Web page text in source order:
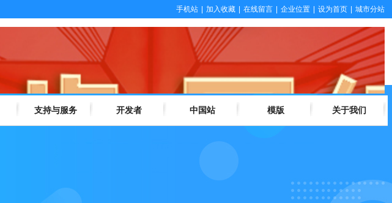
支持与服务 开发者 中国站 模版 关于我们
手机站 加入收藏 在线留言 企业位置 设为首页 城市分站